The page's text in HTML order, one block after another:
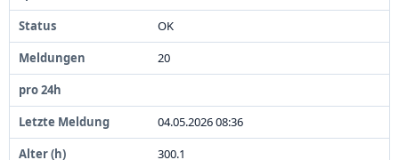
OK
20
04.05.202608:36
300.1